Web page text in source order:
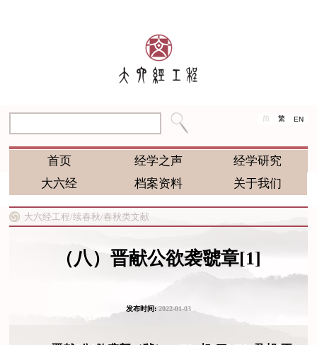
简 繁 EN
首页 经学之声
经学研究
大六经
档案资料 关于我们
大六经工程/续春秋/春秋类文献
（八）晋献公欲袭虢章[1]
发布时间:2022-01-03